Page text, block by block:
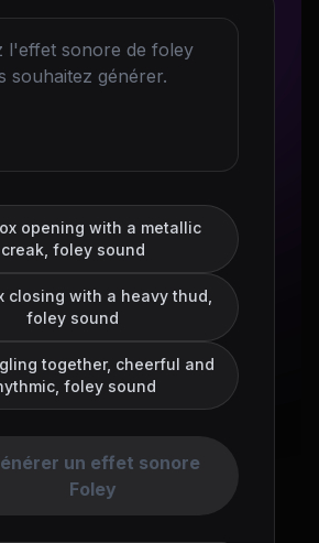
opening with a metallic
creak, foley sound
closing with a heavy thud,
foley sound
together, cheerful and
foley sound
un effet sonore
Foley